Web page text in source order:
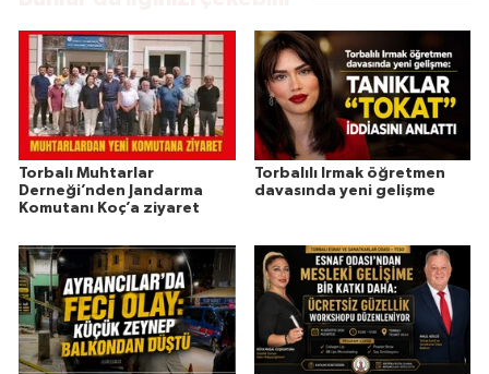
Torbalı Muhtarlar
Derneği’nden Jandarma
Komutanı Koç’a ziyaret
Torbalılı Irmak öğretmen
davasında yeni gelişme